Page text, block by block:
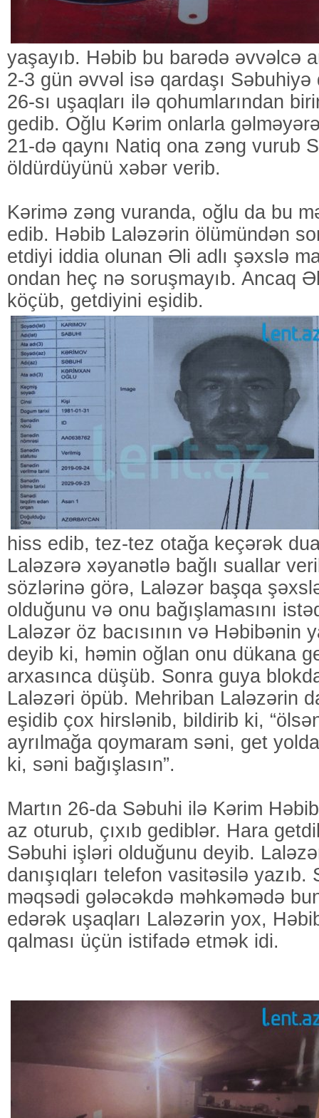
yaşayıb. Həbib bu barədə əvvəlcə
2-3 gün əvvəl isə qardaşı Səbuhiyə
26-sı uşaqları ilə qohumlarından
gedib. Oğlu Kərim onlarla
21-də qaynı Natiq ona zəng vurub
öldürdüyünü xəbər verib.
Kərimə zəng vuranda, oğlu da bu
edib. Həbib Laləzərin ölümündən
etdiyi iddia olunan Əli adlı şəxslə
ondan heç nə soruşmayıb. Ancaq
köçüb, getdiyini eşidib.
hiss edib, tez-tez otağa keçərək
Laləzərə xəyanətlə bağlı suallar
sözlərinə görə, Laləzər başqa
olduğunu və onu bağışlamasını
Laləzər öz bacısının və Həbibənin
deyib ki, həmin oğlan onu dükana
arxasınca düşüb. Sonra guya
Laləzəri öpüb. Mehriban Laləzərin
eşidib çox hirslənib, bildirib ki,
ayrılmağa qoymaram səni, get
ki, səni bağışlasın”.
Martın 26-da Səbuhi ilə Kərim
az oturub, çıxıb gediblər. Hara
Səbuhi işləri olduğunu deyib.
danışıqları telefon vasitəsilə
məqsədi gələcəkdə məhkəmədə
edərək uşaqları Laləzərin yox,
qalması üçün istifadə etmək idi.